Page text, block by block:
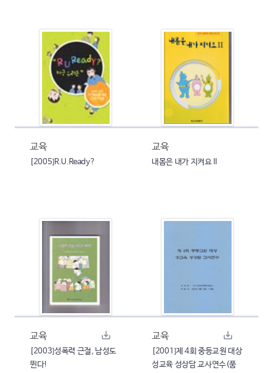
교육
[2005]R.U.Ready?
교육
내몸은 내가 지켜요 II
교육
[2003]성폭력 근절, 남성도
뛴다!
교육
[2001]제 4회 중등교원 대상
성교육 성상담 교사연수(품